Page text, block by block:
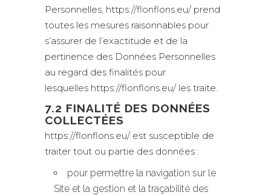
Personnelles, https://flonflons.eu/ prend
toutes les mesures raisonnables pour
s’assurer de l’exactitude et de la
pertinence des Données Personnelles
au regard des finalités pour
lesquelles https://flonflons.eu/ les traite.
7.2 FINALITÉ DES DONNÉES
COLLECTÉES
https://flonflons.eu/ est susceptible de
traiter tout ou partie des données :
pour permettre la navigation sur le
Site et la gestion et la traçabilité des